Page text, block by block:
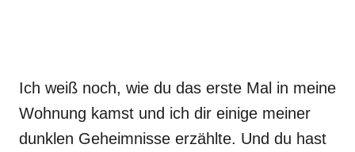
Ich weiß noch, wie du das erste Mal in meine
Wohnung kamst und ich dir einige meiner
dunklen Geheimnisse erzählte. Und du hast